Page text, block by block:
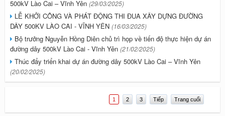
500kV Lào Cai – Vĩnh Yên (29/03/2025)
LỄ KHỞI CÔNG VÀ PHÁT ĐỘNG THI ĐUA XÂY DỰNG ĐƯỜNG
DÂY 500KV LÀO CAI - VĨNH YÊN (16/03/2025)
Bộ trưởng Nguyễn Hồng Diên chủ trì họp về tiến độ thực hiện dự án
đường dây 500kV Lào Cai - Vĩnh Yên (21/02/2025)
Thúc đẩy triển khai dự án đường dây 500kV Lào Cai – Vĩnh Yên
(20/02/2025)
1 2 3 Tiếp Trang cuối